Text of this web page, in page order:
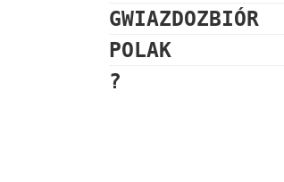
GWIAZDOZBIÓR
POLAK
?